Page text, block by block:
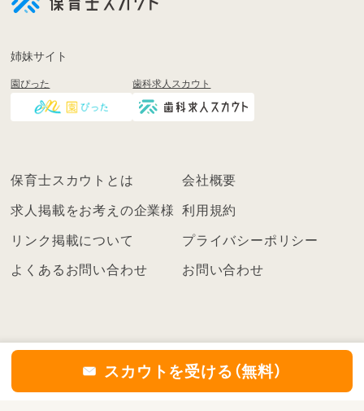
スカウトを受ける（無料）
登
く
ン
こ
ち
姉妹サイト
園ぴった 歯科求人スカウト
保育士スカウトとは 会社概要
求人掲載をお考えの企業様 利用規約
リンク掲載について プライバシーポリシー
よくあるお問い合わせ お問い合わせ